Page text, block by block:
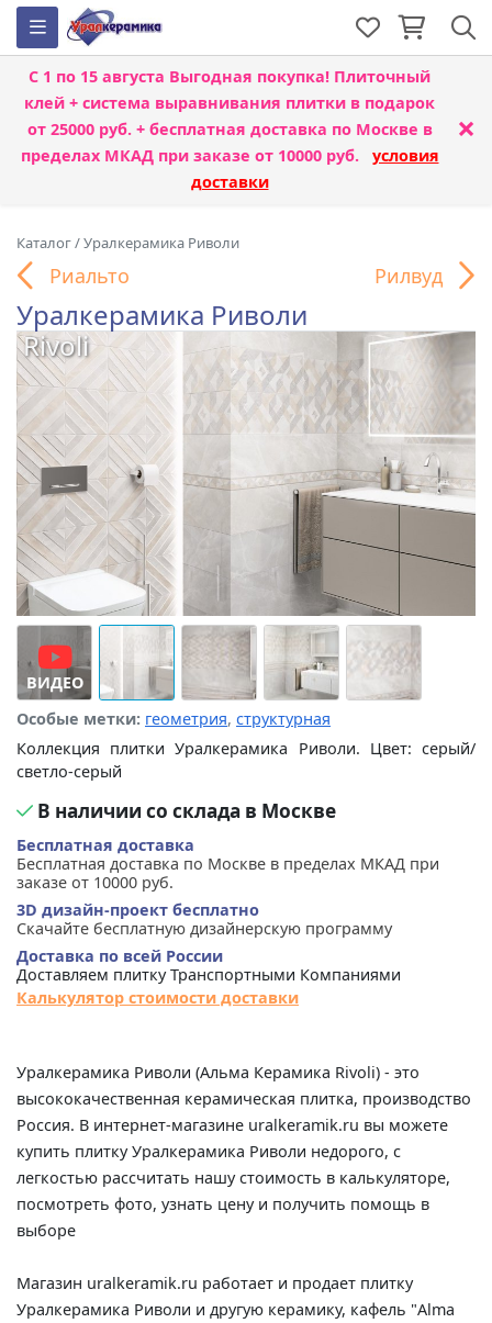
С 1 по 15 августа Выгодная покупка! Плиточный
клей + система выравнивания плитки в подарок
от 25000 руб. + бесплатная доставка по Москве в
пределах МКАД при заказе от 10000 руб. условия
доставки
×
Каталог/Уралкерамика Риволи
Риальто Рилвуд
Уралкерамика Риволи
Rivoli
ВИДЕО
Особые метки: геометрия, структурная
Коллекция плитки Уралкерамика Риволи. Цвет: серый/
светло-серый
В наличии со склада в Москве
Бесплатная доставка
Бесплатная доставка по Москве в пределах МКАД при
заказе от 10000 руб.
3D дизайн-проект бесплатно
Скачайте бесплатную дизайнерскую программу
Доставка по всей России
Доставляем плитку Транспортными Компаниями
Калькулятор стоимости доставки
Уралкерамика Риволи (Альма Керамика Rivoli) - это
высококачественная керамическая плитка, производство
Россия. В интернет-магазине uralkeramik.ru вы можете
купить плитку Уралкерамика Риволи недорого, с
легкостью рассчитать нашу стоимость в калькуляторе,
посмотреть фото, узнать цену и получить помощь в
выборе
Магазин uralkeramik.ru работает и продает плитку
Уралкерамика Риволи и другую керамику, кафель "Alma